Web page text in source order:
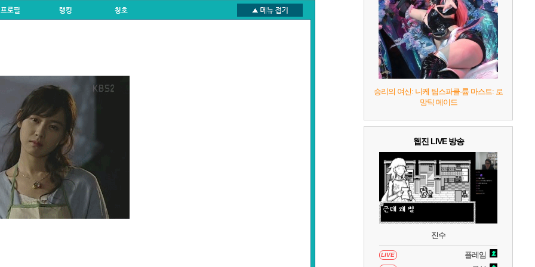
프로필 랭킹 칭호
9 캡틴 츠바사 2 월드 파이터즈
10 레고 배트맨: 레거시 오브 더 다크 나이트
승리의 여신: 니케 팀스파클-륨 마스트: 로
망틱 메이드
웹진 LIVE 방송
진수
LIVE 플레임